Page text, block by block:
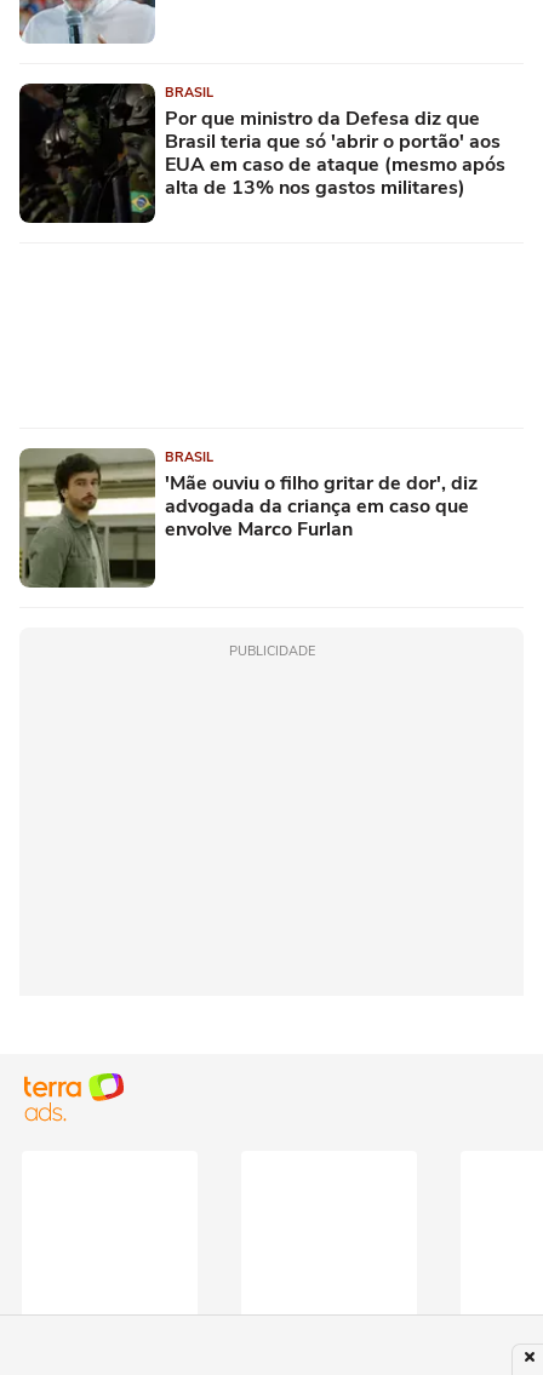
BRASIL
Por que ministro da Defesa diz que
Brasil teria que só 'abrir o portão' aos
EUA em caso de ataque (mesmo após
alta de 13% nos gastos militares)
BRASIL
'Mãe ouviu o filho gritar de dor', diz
advogada da criança em caso que
envolve Marco Furlan
PUBLICIDADE